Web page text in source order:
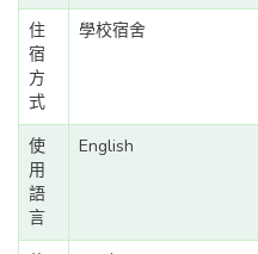
住
宿
方
式
學校宿舍
使
用
語
言
English